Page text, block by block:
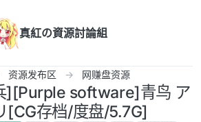
真紅の資源討論組
资源发布区 网赚盘资源
][Purple software]青鸟 ア
[CG存档/度盘/5.7G]